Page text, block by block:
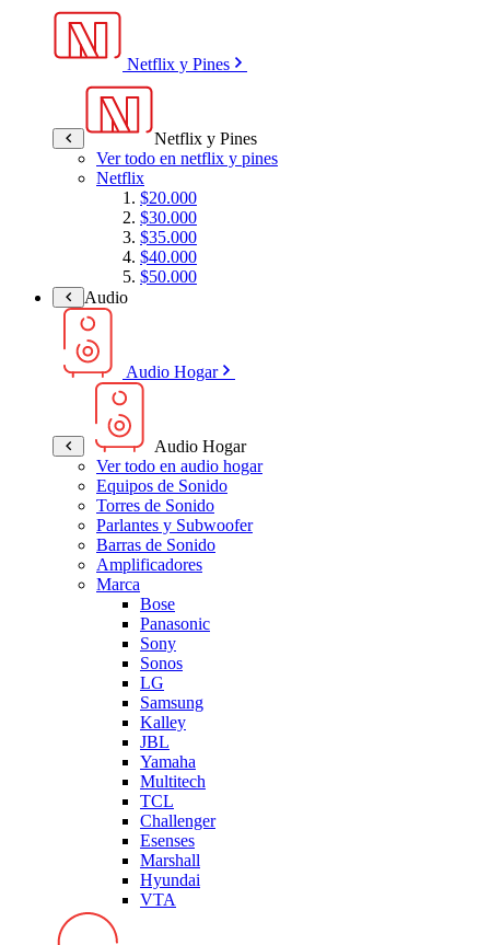
Netflix y Pines
Netflix y Pines
Ver todo en netflix y pines
Netflix
$20.000
$30.000
$35.000
$40.000
$50.000
Audio
Audio Hogar
Audio Hogar
Ver todo en audio hogar
Equipos de Sonido
Torres de Sonido
Parlantes y Subwoofer
Barras de Sonido
Amplificadores
Marca
Bose
Panasonic
Sony
Sonos
LG
Samsung
Kalley
JBL
Yamaha
Multitech
TCL
Challenger
Esenses
Marshall
Hyundai
VTA